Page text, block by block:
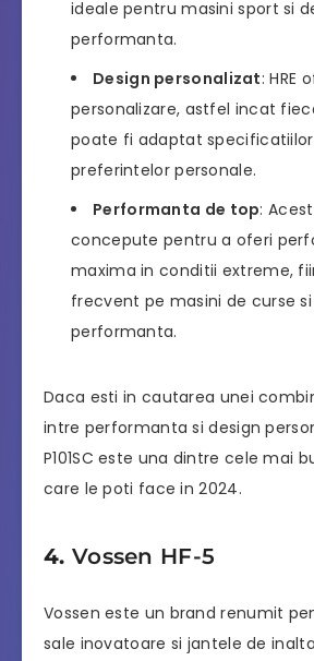
ideale pentru masini sport si
performanta.
Design personalizat: HRE
personalizare, astfel incat
poate fi adaptat
preferintelor personale.
Performanta de top:
concepute pentru a oferi
maxima in conditii extreme,
frecvent pe masini de curse
performanta.
Daca esti in cautarea unei
intre performanta si design
P101SC este una dintre cele mai
care le poti face in 2024.
4. Vossen HF-5
Vossen este un brand renumit
sale inovatoare si jantele de